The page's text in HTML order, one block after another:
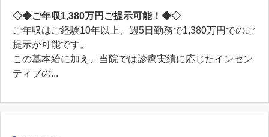
◇◆ご年収1,380万円ご提示可能！◆◇
ご年収はご経験10年以上、週5日勤務で1,380万円でのご
提示が可能です。
この基本給に加え、当院では診療実績に応じたインセン
ティブの...